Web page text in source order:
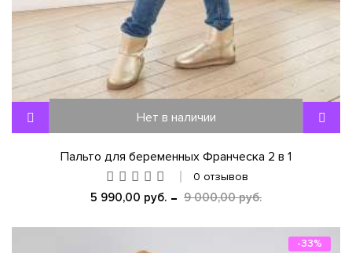
Нет в наличии
Пальто для беременных Франческа 2 в 1
0 отзывов
5 990,00 руб. 9 000,00 руб.
-33%